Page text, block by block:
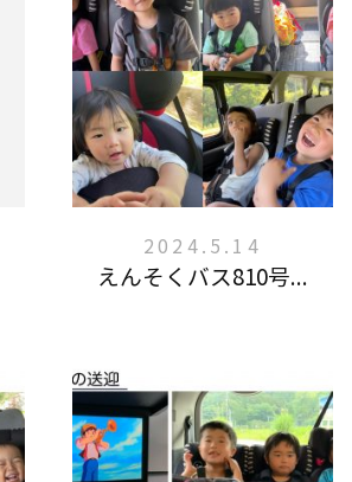
2024.5.14
えんそくバス810号...